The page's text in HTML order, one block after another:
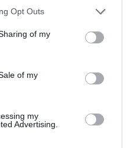
Opt Outs
of my
of my
my
Advertising.
dejansko
o
Melanie, ki
Jugoslavije',